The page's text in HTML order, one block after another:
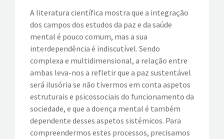
A literatura científica mostra que a integração
dos campos dos estudos da paz e da saúde
mental é pouco comum, mas a sua
interdependência é indiscutível. Sendo
complexa e multidimensional, a relação entre
ambas leva-nos a refletir que a paz sustentável
será ilusória se não tivermos em conta aspetos
estruturais e psicossociais do funcionamento da
sociedade, e que a doença mental é também
dependente desses aspetos sistémicos. Para
compreendermos estes processos, precisamos